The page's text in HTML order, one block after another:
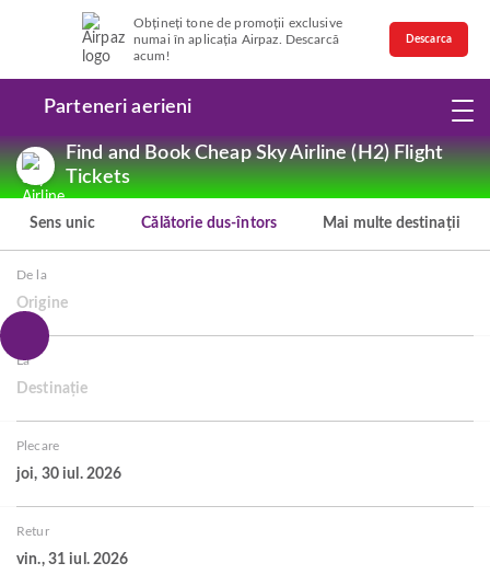
Obțineți tone de promoții exclusive
numai în aplicația Airpaz. Descarcă
acum!
Descarca
Parteneri aerieni
Find and Book Cheap Sky Airline (H2) Flight
Tickets
Sens unic Călătorie dus-întors Mai multe destinații
De la
Origine
La
Destinație
Plecare
joi, 30 iul. 2026
Retur
vin., 31 iul. 2026